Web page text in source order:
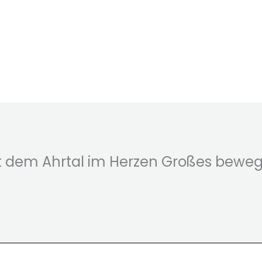
dem Ahrtal im Herzen Großes